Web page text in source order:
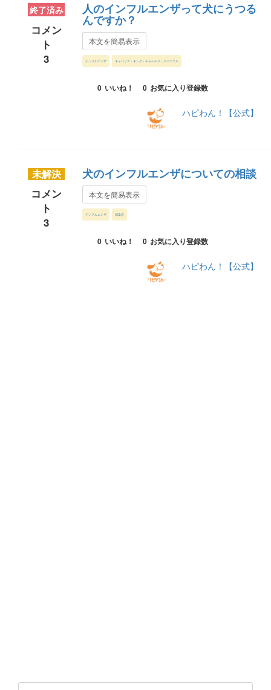
終了済み
コメン
ト
3
人のインフルエンザって犬にうつる
んですか？
本文を簡易表示
インフルエンザ キャバリア・キング・チャールズ・スパニエル
0 いいね！ 0 お気に入り登録数
ハピわん！【公式】
未解決
コメン
ト
3
犬のインフルエンザについての相談
本文を簡易表示
インフルエンザ 感染症
0 いいね！ 0 お気に入り登録数
ハピわん！【公式】